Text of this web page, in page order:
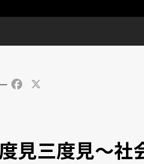
Facebook
見三度見〜社